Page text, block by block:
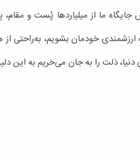
ما از میلیاردها پُست و مقام،
خودمان بشویم، به‌راحتی از
ذلت را به جان می‌خریم به این